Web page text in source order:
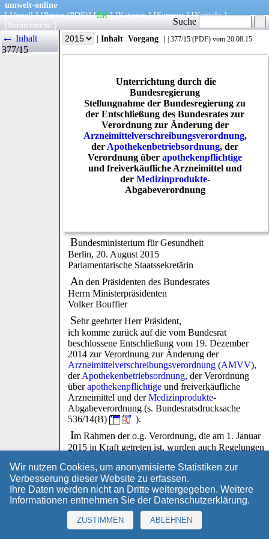
umwelt-online
[Aktuell] [Preise (PDF)] [BR] [Kataster] [Support] [Kontakt]
[ Beratersuche ]
|Info | Inhalt Vorgang | 377/15 (PDF) vom 20.08.15
Unterrichtung durch die
Bundesregierung
Stellungnahme der Bundesregierung zu
der Entschließung des Bundesrates zur
Verordnung zur Änderung der
Arzneimittelverschreibungsverordnung,
der Apothekenbetriebsordnung, der
Verordnung überapothekenpflichtige
und freiverkäufliche Arzneimittel und
der Medizinprodukte-
Abgabeverordnung
Bundesministerium für Gesundheit
Berlin, 20. August 2015
Parlamentarische Staatssekretärin
An den Präsidenten des Bundesrates
Herrn Ministerpräsidenten
Volker Bouffier
Sehr geehrter Herr Präsident,
ich komme zurück auf die vom Bundesrat
beschlossene Entschließung vom 19. Dezember
2014 zur Verordnung zur Änderung der
Arzneimittelverschreibungsverordnung (AMVV),
derApothekenbetriebsordnung, der Verordnung
überapothekenpflichtige und freiverkäufliche
Arzneimittel und derMedizinprodukte-
Abgabeverordnung (s. Bundesratsdrucksache
536/14(B)
).
Im Rahmen der o.g. Verordnung, die am 1. Januar
2015 in Kraft getreten ist, wurden auch Regelungen
Anwendungssicherheit von Arzneimitteln mit den
Wirkstoffen Thalidomid - ehem. Contergan® -,
Lenalidomid und Pomalidomid dienen
(Verschreibung auf sog. "T-Rezepten").
Der Bundesrat hat die Bundesregierung im
Rahmen der o.g. Entschließung gebeten zu prüfen,
← Inhalt
377/15
Suche
Wir nutzen Cookies, um anonymisierte Statistiken zur
Verbesserung dieser Website zu erfassen.
Ihre Daten werden nicht an Dritte weitergegeben. Weitere
Informationen entnehmen Sie der Datenschutzerklärung.
ZUSTIMMEN ABLEHNEN